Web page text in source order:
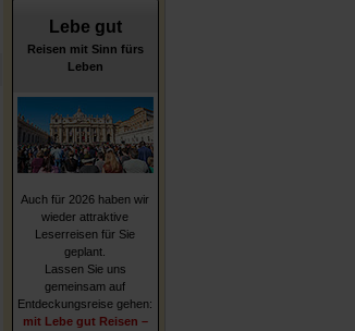
Lebe gut
Reisen mit Sinn fürs
Leben
Auch für 2026 haben wir
wieder attraktive
Leserreisen für Sie
geplant.
Lassen Sie uns
gemeinsam auf
Entdeckungsreise gehen:
mit Lebe gut Reisen –